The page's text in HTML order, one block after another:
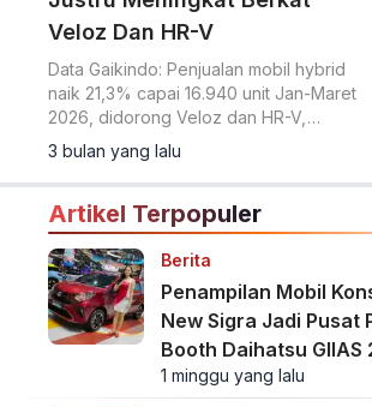
Veloz Dan HR-V
Data Gaikindo: Penjualan mobil hybrid
naik 21,3% capai 16.940 unit Jan-Maret
2026, didorong Veloz dan HR-V,
sementara EV menurun.
3 bulan yang lalu
Artikel Terpopuler
Berita
Penampilan Mobil
New Sigra Jadi Pusat
Booth Daihatsu GIIAS
1 minggu yang lalu